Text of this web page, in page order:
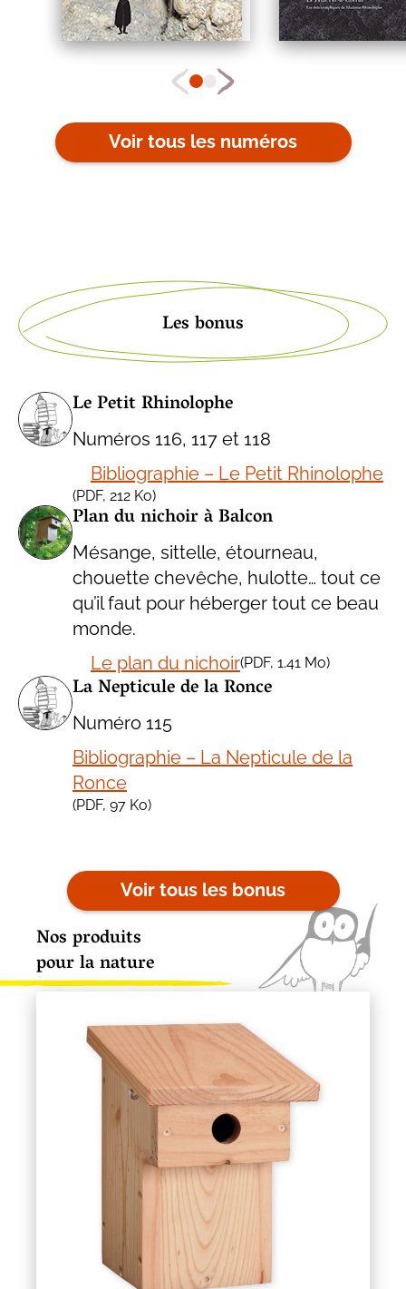
Voir tous les numéros
Les bonus
Le Petit Rhinolophe
Numéros 116, 117 et 118
Bibliographie – Le Petit Rhinolophe
(PDF, 212 Ko)
Plan du nichoir à Balcon
Mésange, sittelle, étourneau,
chouette chevêche, hulotte… tout ce
qu’il faut pour héberger tout ce beau
monde.
Le plan du nichoir(PDF, 1.41 Mo)
La Nepticule de la Ronce
Numéro 115
Bibliographie – La Nepticule de la
Ronce
(PDF, 97 Ko)
Voir tous les bonus
Nos produits
pour la nature